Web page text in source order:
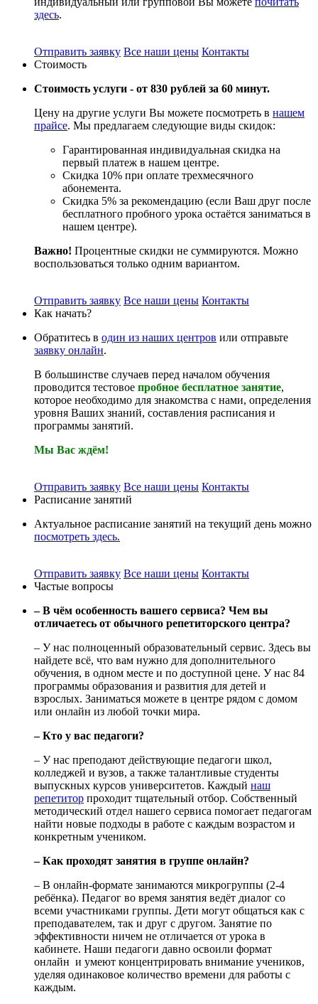
здесь.
Отправить заявку Все наши цены Контакты
Стоимость
Стоимость услуги - от 830 рублей за 60 минут.
Цену на другие услуги Вы можете посмотреть в нашем
прайсе. Мы предлагаем следующие виды скидок:
Гарантированная индивидуальная скидка на
первый платеж в нашем центре.
Скидка 10% при оплате трехмесячного
абонемента.
Скидка 5% за рекомендацию (если Ваш друг после
бесплатного пробного урока остаётся заниматься в
нашем центре).
Важно! Процентные скидки не суммируются. Можно
воспользоваться только одним вариантом.
Отправить заявку Все наши цены Контакты
Как начать?
Обратитесь в один из наших центров или отправьте
заявку онлайн.
В большинстве случаев перед началом обучения
проводится тестовое пробное бесплатное занятие,
которое необходимо для знакомства с нами, определения
уровня Ваших знаний, составления расписания и
программы занятий.
Мы Вас ждём!
Отправить заявку Все наши цены Контакты
Расписание занятий
Актуальное расписание занятий на текущий день можно
посмотреть здесь.
Отправить заявку Все наши цены Контакты
Частые вопросы
– В чём особенность вашего сервиса? Чем вы
отличаетесь от обычного репетиторского центра?
– У нас полноценный образовательный сервис. Здесь вы
найдете всё, что вам нужно для дополнительного
обучения, в одном месте и по доступной цене. У нас 84
программы образования и развития для детей и
взрослых. Заниматься можете в центре рядом с домом
или онлайн из любой точки мира.
– Кто у вас педагоги?
– У нас преподают действующие педагоги школ,
колледжей и вузов, а также талантливые студенты
выпускных курсов университетов. Каждый наш
репетитор проходит тщательный отбор. Собственный
методический отдел нашего сервиса помогает педагогам
найти новые подходы в работе с каждым возрастом и
конкретным учеником.
– Как проходят занятия в группе онлайн?
– В онлайн-формате занимаются микрогруппы (2-4
ребёнка). Педагог во время занятия ведёт диалог со
всеми участниками группы. Дети могут общаться как с
преподавателем, так и друг с другом. Занятие по
эффективности ничем не отличается от урока в
кабинете. Наши педагоги давно освоили формат
онлайн и умеют концентрировать внимание учеников,
уделяя одинаковое количество времени для работы с
каждым.